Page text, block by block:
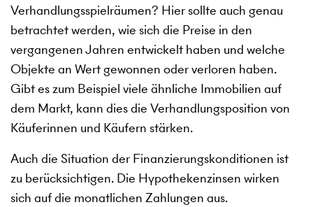
Verhandlungsspielräumen? Hier sollte auch genau
betrachtet werden, wie sich die Preise in den
vergangenen Jahren entwickelt haben und welche
Objekte an Wert gewonnen oder verloren haben.
Gibt es zum Beispiel viele ähnliche Immobilien auf
dem Markt, kann dies die Verhandlungsposition von
Käuferinnen und Käufern stärken.
Auch die Situation der Finanzierungskonditionen ist
zu berücksichtigen. Die Hypothekenzinsen wirken
sich auf die monatlichen Zahlungen aus.